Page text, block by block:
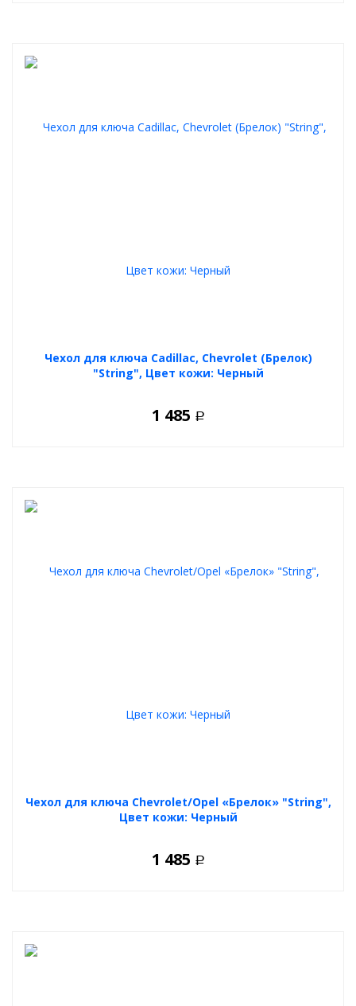
Чехол для ключа Cadillac, Chevrolet (Брелок)
"String", Цвет кожи: Черный
1 485 Р
Чехол для ключа Chevrolet/Opel «Брелок» "String",
Цвет кожи: Черный
1 485 Р